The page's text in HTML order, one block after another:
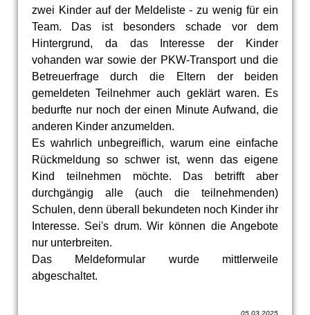
zwei Kinder auf der Meldeliste - zu wenig für ein
Team. Das ist besonders schade vor dem
Hintergrund, da das Interesse der Kinder
vohanden war sowie der PKW-Transport und die
Betreuerfrage durch die Eltern der beiden
gemeldeten Teilnehmer auch geklärt waren. Es
bedurfte nur noch der einen Minute Aufwand, die
anderen Kinder anzumelden.
Es wahrlich unbegreiflich, warum eine einfache
Rückmeldung so schwer ist, wenn das eigene
Kind teilnehmen möchte. Das betrifft aber
durchgängig alle (auch die teilnehmenden)
Schulen, denn überall bekundeten noch Kinder ihr
Interesse. Sei's drum. Wir können die Angebote
nur unterbreiten.
Das Meldeformular wurde mittlerweile
abgeschaltet.
05.03.2025